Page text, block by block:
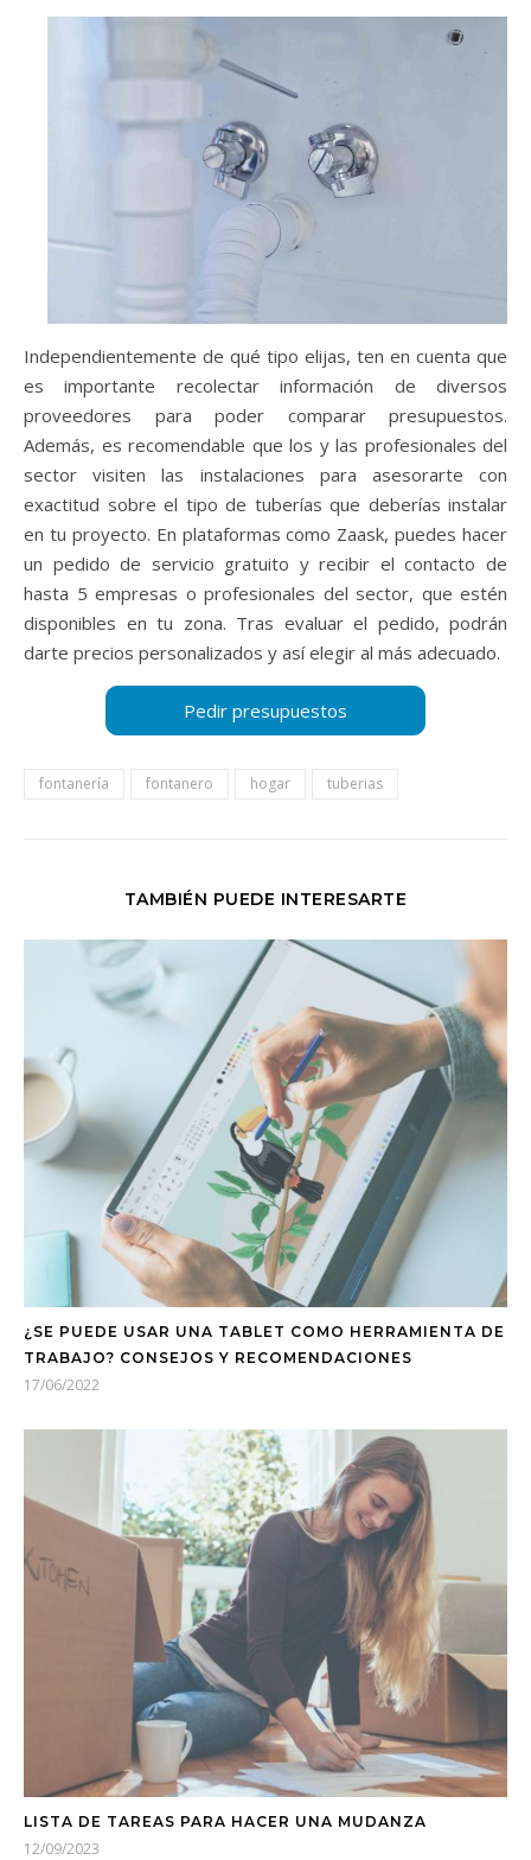
Independientemente de qué tipo elijas, ten en cuenta que
es importante recolectar información de diversos
proveedores para poder comparar presupuestos.
Además, es recomendable que los y las profesionales del
sector visiten las instalaciones para asesorarte con
exactitud sobre el tipo de tuberías que deberías instalar
en tu proyecto. En plataformas como Zaask, puedes hacer
un pedido de servicio gratuito y recibir el contacto de
hasta 5 empresas o profesionales del sector, que estén
disponibles en tu zona. Tras evaluar el pedido, podrán
darte precios personalizados y así elegir al más adecuado.
fontanería fontanero hogar tuberias
TAMBIÉN PUEDE INTERESARTE
¿SE PUEDE USAR UNA TABLET COMO HERRAMIENTA DE
TRABAJO? CONSEJOS Y RECOMENDACIONES
17/06/2022
LISTA DE TAREAS PARA HACER UNA MUDANZA
12/09/2023